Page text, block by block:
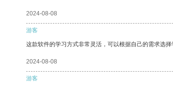
2024-08-08
游客
这款软件的学习方式非常灵活，可以根据自己的需求选择
2024-08-08
游客